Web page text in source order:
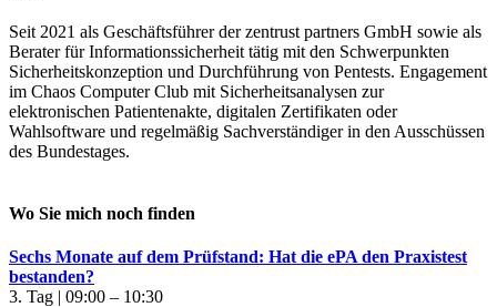
Seit 2021 als Geschäftsführer der zentrust partners GmbH sowie als
Berater für Informationssicherheit tätig mit den Schwerpunkten
Sicherheitskonzeption und Durchführung von Pentests. Engagement
im Chaos Computer Club mit Sicherheitsanalysen zur
elektronischen Patientenakte, digitalen Zertifikaten oder
Wahlsoftware und regelmäßig Sachverständiger in den Ausschüssen
des Bundestages.
Wo Sie mich noch finden
Sechs Monate auf dem Prüfstand: Hat die ePA den Praxistest
bestanden?
3. Tag | 09:00 – 10:30